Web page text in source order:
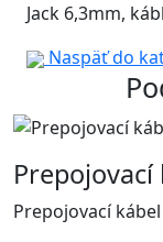
Jack 6,3mm,
Naspäť do
Prepojovací
Prepojovací kábel